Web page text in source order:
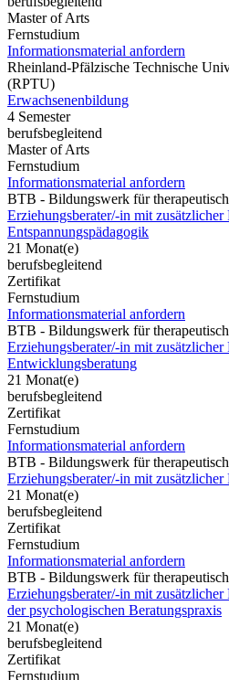
Master of Arts
Fernstudium
Informationsmaterial anfordern
Rheinland-Pfälzische Technische
(RPTU)
Erwachsenenbildung
4 Semester
berufsbegleitend
Master of Arts
Fernstudium
Informationsmaterial anfordern
BTB - Bildungswerk für
Erziehungsberater/-in mit zusätzlicher
Entspannungspädagogik
21 Monat(e)
berufsbegleitend
Zertifikat
Fernstudium
Informationsmaterial anfordern
BTB - Bildungswerk für
Erziehungsberater/-in mit zusätzlicher
Entwicklungsberatung
21 Monat(e)
berufsbegleitend
Zertifikat
Fernstudium
Informationsmaterial anfordern
BTB - Bildungswerk für
Erziehungsberater/-in mit
21 Monat(e)
berufsbegleitend
Zertifikat
Fernstudium
Informationsmaterial anfordern
BTB - Bildungswerk für
Erziehungsberater/-in mit
der psychologischen Beratungspraxis
21 Monat(e)
berufsbegleitend
Zertifikat
Fernstudium